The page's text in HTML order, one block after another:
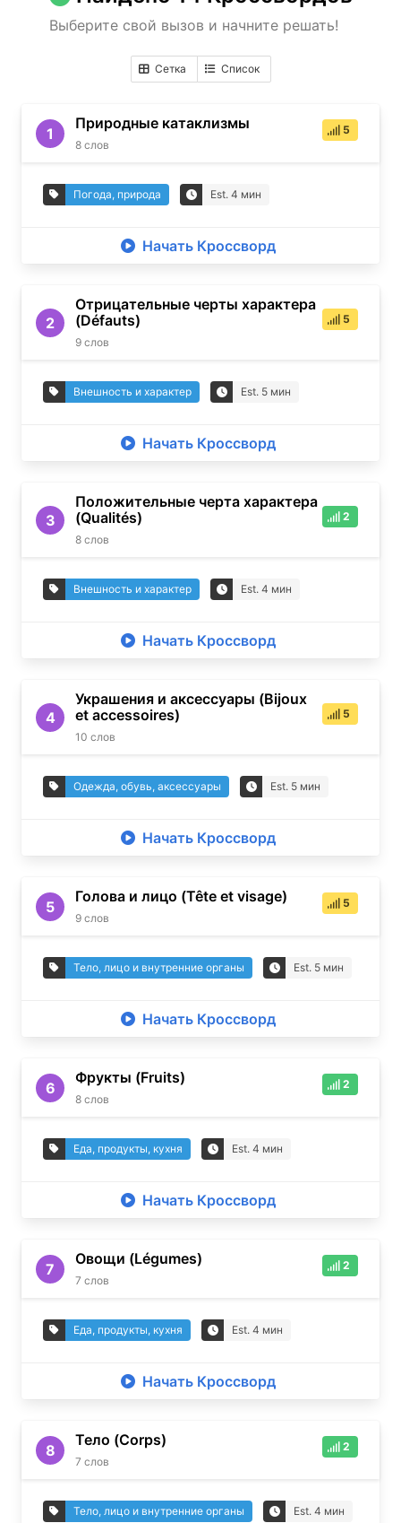
Выберите свой вызов и начните решать!
Сетка Список
1
Природные катаклизмы
8 слов
5
Погода, природа Est. 4 мин
Начать Кроссворд
2
Отрицательные черты характера
(Défauts)
9 слов
5
Внешность и характер Est. 5 мин
Начать Кроссворд
3
Положительные черта характера
(Qualités)
8 слов
2
Внешность и характер Est. 4 мин
Начать Кроссворд
4
Украшения и аксессуары (Bijoux
et accessoires)
10 слов
5
Одежда, обувь, аксессуары Est. 5 мин
Начать Кроссворд
5
Голова и лицо (Tête et visage)
9 слов
5
Тело, лицо и внутренние органы Est. 5 мин
Начать Кроссворд
6
Фрукты (Fruits)
8 слов
2
Еда, продукты, кухня Est. 4 мин
Начать Кроссворд
7
Овощи (Légumes)
7 слов
2
Еда, продукты, кухня Est. 4 мин
Начать Кроссворд
8
Тело (Corps)
7 слов
2
Тело, лицо и внутренние органы Est. 4 мин